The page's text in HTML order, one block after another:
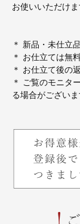
お使いいただけま
＊ 新品・未仕立品
＊ お仕立ては無
＊ お仕立て後の
＊ ご覧のモニタ
る場合がございま